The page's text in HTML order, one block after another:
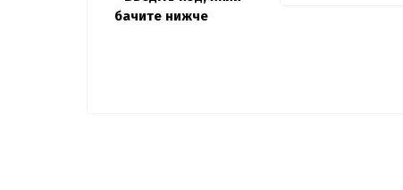
бачите нижче